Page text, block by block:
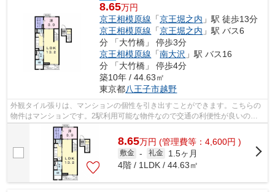
8.65万円
京王相模原線 「京王堀之内 」駅 徒歩13分
京王相模原線 「京王堀之内 」駅 バス6
分 「大竹橋」 停歩3分
京王相模原線 「南大沢 」駅 バス16
分 「大竹橋」 停歩4分
築10年 / 44.63㎡
東京都八王子市越野
外観タイル張りは、マンションの個性を引き出すことができます。こちらの
物件はマンションです。2駅利用可能な物件なので交通の利便性が良いのが
魅力です。平成28年に建設された物件で...
8.65万円 (管理費等：4,600円 )
敷金 - 礼金
1.5ヶ月
4階 / 1LDK / 44.63㎡